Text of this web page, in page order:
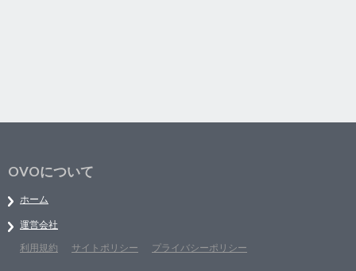
OVOについて
ホーム
運営会社
利用規約
サイトポリシー プライバシーポリシー